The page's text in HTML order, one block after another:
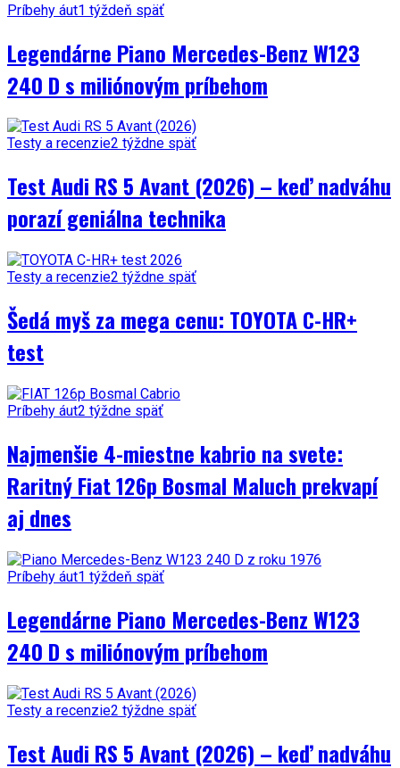
Príbehy áut1 týždeň späť
Legendárne Piano Mercedes-Benz W123
240 D s miliónovým príbehom
Testy a recenzie2 týždne späť
Test Audi RS 5 Avant (2026) – keď nadváhu
porazí geniálna technika
Testy a recenzie2 týždne späť
Šedá myš za mega cenu: TOYOTA C-HR+
test
Príbehy áut2 týždne späť
Najmenšie 4-miestne kabrio na svete:
Raritný Fiat 126p Bosmal Maluch prekvapí
aj dnes
Príbehy áut1 týždeň späť
Legendárne Piano Mercedes-Benz W123
240 D s miliónovým príbehom
Testy a recenzie2 týždne späť
Test Audi RS 5 Avant (2026) – keď nadváhu